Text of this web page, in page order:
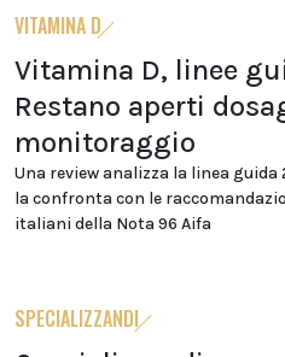
VITAMINA D
Vitamina D, linee
Restano aperti
monitoraggio
Una review analizza la linea guida
la confronta con le
italiani della Nota 96 Aifa
SPECIALIZZANDI